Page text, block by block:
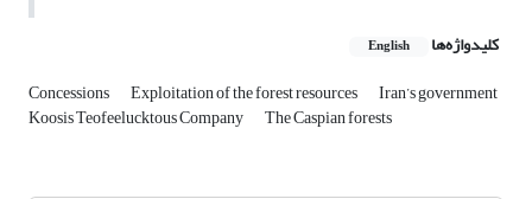
کلیدواژه‌ها English
Concessions Exploitation of the forest resources Iran’s government
Koosis Teofeelucktous Company The Caspian forests